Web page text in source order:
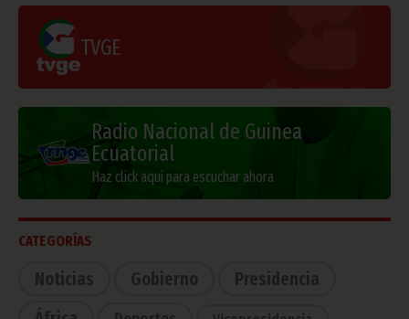
TVGE
Radio Nacional de Guinea
Ecuatorial
Haz click aquí para escuchar ahora
CATEGORÍAS
Noticias Gobierno
Presidencia